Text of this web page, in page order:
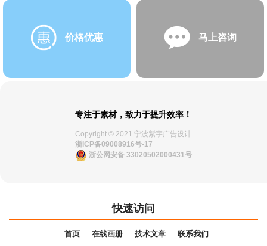
价格优惠 马上咨询
专注于素材，致力于提升效率！
Copyright © 2021 宁波紫宇广告设计
浙ICP备09008916号-17
浙公网安备 33020502000431号
快速访问
首页 在线画册 技术文章 联系我们